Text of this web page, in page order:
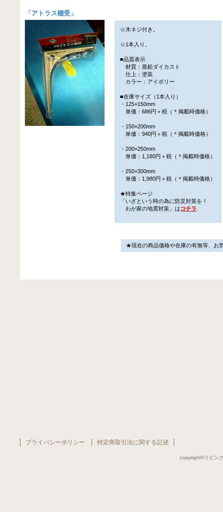
「 アトラス棚受 」
☆木ネジ付き。
☆1本入り。
■品質表示
材質：亜鉛ダイカスト
仕上：塗装
カラー：アイボリー
■在庫サイズ（1本入り）
・125×150mm
単価：686円＋税（＊掲載時価格）
・150×200mm
単価：940円＋税（＊掲載時価格）
・200×250mm
単価：1,180円＋税（＊掲載時価格）
・250×300mm
単価：1,980円＋税（＊掲載時価格）
★特集ページ
「いざという時の為に防災対策を！
わが家の地震対策」はコチラ
★現在の商品価格や在庫の有無等、お
copyright©リビン
プライバシーポリシー 特定商取引法に関する記述